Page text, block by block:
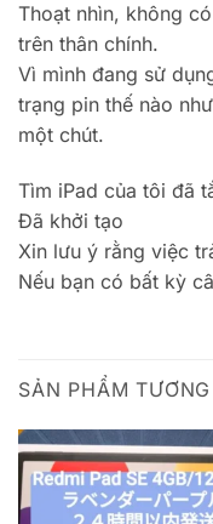
Thoạt nhìn, không
trên thân chính.
Vì mình đang sử
trạng pin thế nào
một chút.
Tìm iPad của tôi đã
Đã khởi tạo
Xin lưu ý rằng việc
Nếu bạn có bất kỳ
SẢN PHẨM